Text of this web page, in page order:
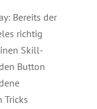
Bereits der
richtig
Skill-
Button
Tricks